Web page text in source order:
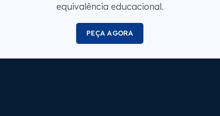
equivalência educacional.
PEÇA AGORA